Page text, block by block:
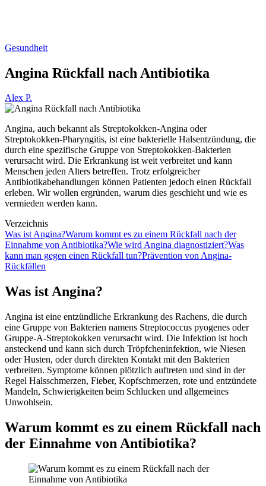
Gesundheit
Angina Rückfall nach Antibiotika
Alex P.
Angina, auch bekannt als Streptokokken-Angina oder
Streptokokken-Pharyngitis, ist eine bakterielle Halsentzündung, die
durch eine spezifische Gruppe von Streptokokken-Bakterien
verursacht wird. Die Erkrankung ist weit verbreitet und kann
Menschen jeden Alters betreffen. Trotz erfolgreicher
Antibiotikabehandlungen können Patienten jedoch einen Rückfall
erleben. Wir wollen ergründen, warum dies geschieht und wie es
vermieden werden kann.
Verzeichnis
Was ist Angina?Warum kommt es zu einem Rückfall nach der
Einnahme von Antibiotika?Wie wird Angina diagnostiziert?Was
kann man gegen einen Rückfall tun?Prävention von Angina-
Rückfällen
Was ist Angina?
Angina ist eine entzündliche Erkrankung des Rachens, die durch
eine Gruppe von Bakterien namens Streptococcus pyogenes oder
Gruppe-A-Streptokokken verursacht wird. Die Infektion ist hoch
ansteckend und kann sich durch Tröpfcheninfektion, wie Niesen
oder Husten, oder durch direkten Kontakt mit den Bakterien
verbreiten. Symptome können plötzlich auftreten und sind in der
Regel Halsschmerzen, Fieber, Kopfschmerzen, rote und entzündete
Mandeln, Schwierigkeiten beim Schlucken und allgemeines
Unwohlsein.
Warum kommt es zu einem Rückfall nach
der Einnahme von Antibiotika?